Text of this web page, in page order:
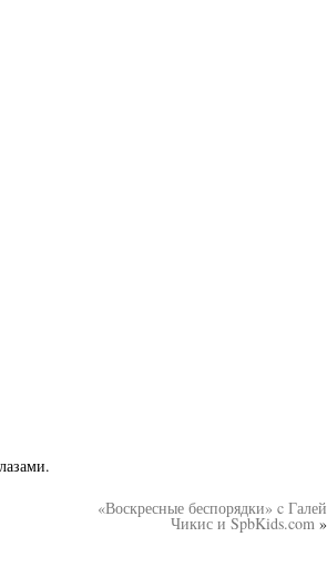
«Воскресные беспорядки» c Галей
Чикис и SpbKids.com »